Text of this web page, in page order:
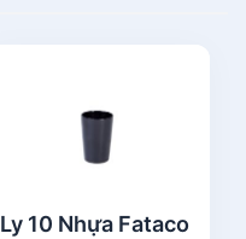
Ly 10 Nhựa Fataco